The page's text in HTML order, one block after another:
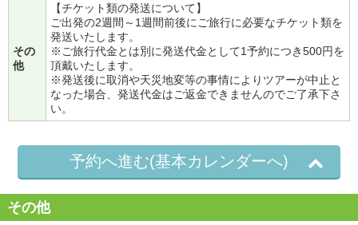
その
他
【チケット類の発送について】
ご出発の2週間～1週間前後にご旅行に必要なチケット類を
発送いたします。
※ご旅行代金とは別に発送代金として1予約につき500円を
頂戴いたします。
※発送後に取消や天災地変等の事情によりツアーが中止と
なった場合、発送代金はご返金できませんのでご了承下さ
い。
予約へ進む(基本カレンダーへ)
その他